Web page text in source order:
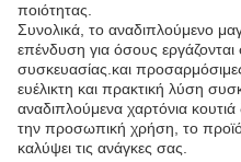
ποιότητας.
Συνολικά, το αναδιπλούμενο
επένδυση για όσους
συσκευασίας.και
ευέλικτη και πρακτική λύση
αναδιπλούμενα χαρτόνια
την προσωπική χρήση, το
καλύψει τις ανάγκες σας.